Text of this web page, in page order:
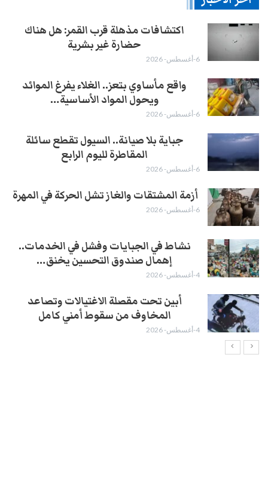
اكتشافات مذهلة قرب القمر: هل هناك
حضارة غير بشرية
6-أغسطس- 2026
واقع مأساوي بتعز.. الغلاء يفرغ الموائد
ويحول المواد الأساسية…
6-أغسطس- 2026
جباية بلا صيانة.. السيول تقطع سائلة
المقاطرة لليوم الرابع
6-أغسطس- 2026
أزمة المشتقات والغاز تشل الحركة في المهرة ​
6-أغسطس- 2026
نشاط في الجبايات وفشل في الخدمات..
إهمال صندوق التحسين يخنق…
4-أغسطس- 2026
أبين تحت مقصلة الاغتيالات وتصاعد
المخاوف من سقوط أمني كامل
4-أغسطس- 2026